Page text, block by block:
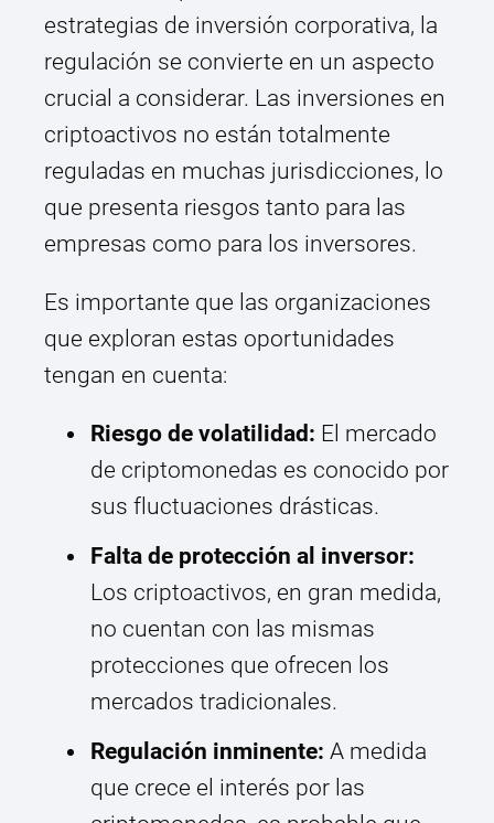
estrategias de inversión corporativa, la
regulación se convierte en un aspecto
crucial a considerar. Las inversiones en
criptoactivos no están totalmente
reguladas en muchas jurisdicciones, lo
que presenta riesgos tanto para las
empresas como para los inversores.
Es importante que las organizaciones
que exploran estas oportunidades
tengan en cuenta:
Riesgo de volatilidad: El mercado
de criptomonedas es conocido por
sus fluctuaciones drásticas.
Falta de protección al inversor:
Los criptoactivos, en gran medida,
no cuentan con las mismas
protecciones que ofrecen los
mercados tradicionales.
Regulación inminente: A medida
que crece el interés por las